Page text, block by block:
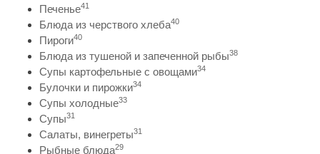
Печенье41
Блюда из черствого хлеба40
Пироги40
Блюда из тушеной и запеченной рыбы38
Супы картофельные с овощами34
Булочки и пирожки34
Супы холодные33
Супы31
Салаты, винегреты31
Рыбные блюда29